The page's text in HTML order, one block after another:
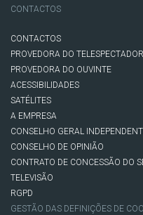
CONTACTOS
CONTACTOS
PROVEDORA DO TELESPECTADOR
PROVEDORA DO OUVINTE
ACESSIBILIDADES
SATÉLITES
A EMPRESA
CONSELHO GERAL
CONSELHO DE OPINIÃO
CONTRATO DE CONCESSÃO DO
TELEVISÃO
RGPD
GESTÃO DAS DEFINIÇÕES DE